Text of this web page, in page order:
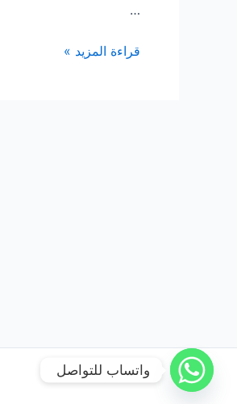
…
شركة
قراءة المزيد »
واتساب للتواصل